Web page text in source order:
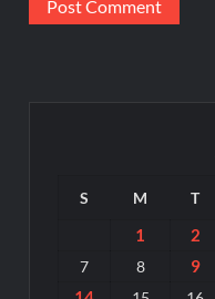
S M T
1 2
7 8 9